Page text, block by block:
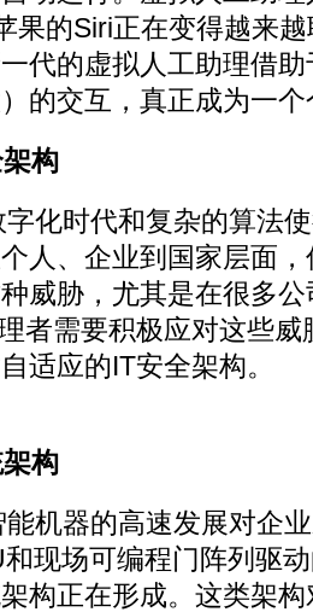
果的Siri正在变得越来
代的虚拟人工助理借
）的交互，真正成为一
构
字化时代和复杂的算法
人、企业到国家层面
威胁，尤其是在很多
者需要积极应对这些
适应的IT安全架构。
构
机器的高速发展对企
现场可编程门阵列驱
构正在形成。这类架